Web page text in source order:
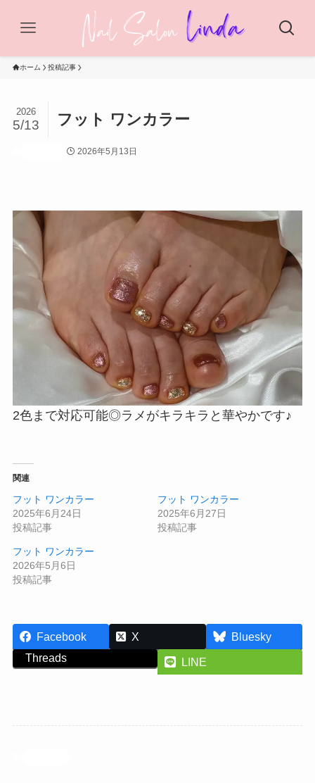
ホーム 投稿記事
フット ワンカラー
2026
5/13
2026年5月13日
2色まで対応可能◎ラメがキラキラと華やかです♪
関連
フット ワンカラー
2025年6月24日
投稿記事
フット ワンカラー
2025年6月27日
投稿記事
フット ワンカラー
2026年5月6日
投稿記事
Facebook X
Bluesky
Threads
LINE